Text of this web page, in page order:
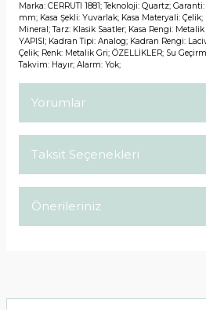
Marka: CERRUTI 1881; Teknoloji: Quartz; Garanti:
mm; Kasa Şekli: Yuvarlak; Kasa Materyali: Çelik;
Mineral; Tarz: Klasik Saatler; Kasa Rengi:
YAPISI; Kadran Tipi: Analog; Kadran Rengi:
Çelik; Renk: Metalik Gri; ÖZELLİKLER; Su
Takvim: Hayır; Alarm: Yok;
Yorumlar
Taksit Seçenekleri
Önerileriniz